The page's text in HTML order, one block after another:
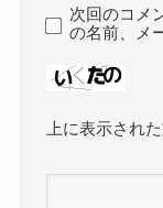
次回のコメ
の名前、メ
上に表示され